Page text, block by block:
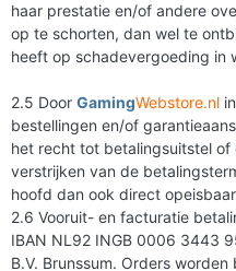
haar prestatie en/of andere
op te schorten, dan wel te
heeft op schadevergoeding in
2.5 Door GamingWebstore.nl
bestellingen en/of
het recht tot betalingsuitstel
verstrijken van de
hoofd dan ook direct
2.6 Vooruit- en facturatie
IBAN NL92 INGB 0006 3443
B.V. Brunssum. Orders